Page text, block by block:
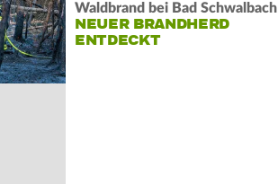
Waldbrand bei Bad Schwalbach
NEUER BRANDHERD
ENTDECKT